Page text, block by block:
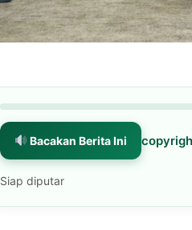
Bacakan Berita Ini
Siap diputar